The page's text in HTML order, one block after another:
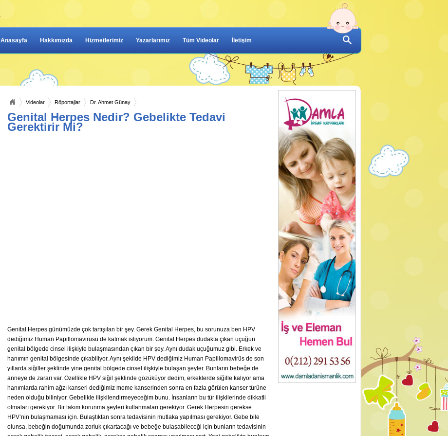
Anasayfa Hakkımızda Hizmetlerimiz Yazarlarımız Tüm Videolar İletişim
Videolar Röportajlar Dr. Ahmet Günay
Genital Herpes Nedir? Gebelikte Tedavi
Gerektirir Mi?
Genital Herpes günümüzde çok tartışılan bir şey. Gerek Genital Herpes, bu sorunuza ben HPV
dediğimiz Human Papillomavirüsü de katmak istiyorum. Genital Herpes dudakta çıkan uçuğun
genital bölgede cinsel ilişkiyle bulaşmasından çıkan bir şey. Aynı dudak uçuğumuz gibi. Erkek ve
hanımın genital bölgesinde çıkabiliyor. Aynı şekilde HPV dediğimiz Human Papillomavirüs de son
yıllarda siğiller şeklinde yine genital bölgede cinsel ilişkiyle bulaşan şeyler. Bunların bebeğe de
anneye de zararı var. Özellikle HPV siğil şeklinde gözüküyor dedim, erkeklerde siğille kalıyor ama
hanımlarda rahim ağzı kanseri dediğimiz meme kanserinden sonra en fazla görülen kanser türüne
neden olduğu biliniyor. Gebelikle ilişkilendirmeyeceğim bunu. İnsanların bu tür ilişkilerinde dikkatli
olmaları gerekiyor. Bir takım korunma şeyleri kullanmaları gerekiyor. Gerek Herpesin gerekse
HPV’nin bulaşmaması için. Bulaştıktan sonra tedavisinin mutlaka yapılması gerekiyor. Gebe bile
olunsa, bebeğin doğumunda zorluk çıkartacağı ve bebeğe bulaşabileceği için bunların tedavisinin